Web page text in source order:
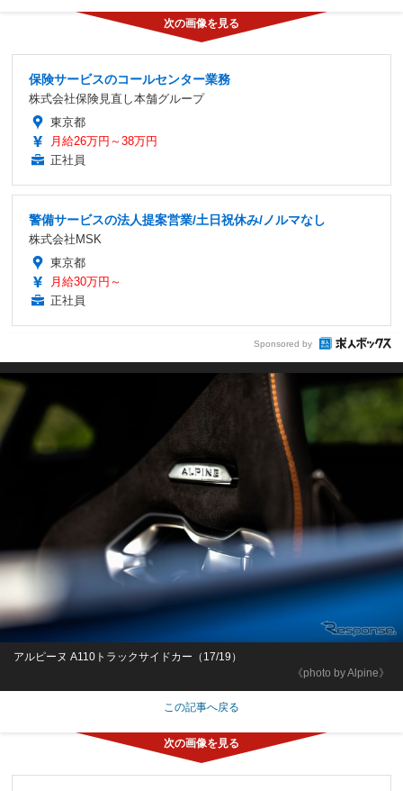
保険サービスのコールセンター業務
株式会社保険見直し本舗グループ
東京都
月給26万円～38万円
正社員
警備サービスの法人提案営業/土日祝休み/ノルマなし
株式会社MSK
東京都
月給30万円～
正社員
Sponsored by
《photo by Alpine》
アルピーヌ A110トラックサイドカー（17/19）
この記事へ戻る